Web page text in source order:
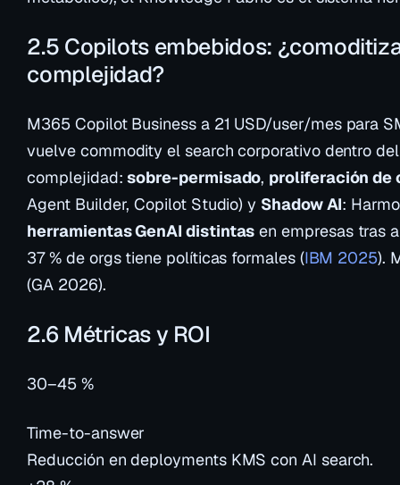
2.5 Copilots embebidos:
complejidad?
M365 Copilot Business a 21 USD/user/mes para
vuelve commodity el search corporativo dentro
complejidad:sobre-permisado, proliferación de
Agent Builder, Copilot Studio) y Shadow AI:
herramientas GenAI distintas en empresas tras
37 % de orgs tiene políticas formales (IBM 2025).
(GA 2026).
2.6 Métricas y ROI
30–45 %
Time-to-answer
Reducción en deployments KMS con AI search.